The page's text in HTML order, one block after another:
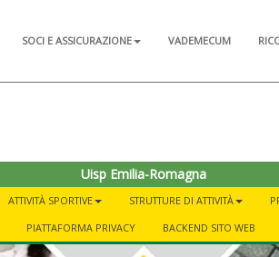
SOCI E ASSICURAZIONE VADEMECUM
Uisp Emilia-Romagna
ATTIVITÀ SPORTIVE STRUTTURE DI ATTIVITÀ
PIATTAFORMA PRIVACY BACKEND SITO WEB